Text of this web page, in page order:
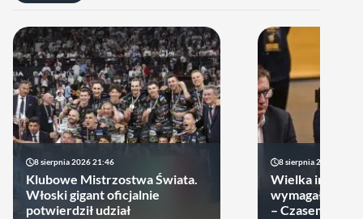
8 sierpnia 2026 21:46
Klubowe Mistrzostwa Świata.
Włoski gigant oficjalnie
potwierdził udział
8 sierpnia 2026 19:22
Wielka impreza
wymagała
– Czasem